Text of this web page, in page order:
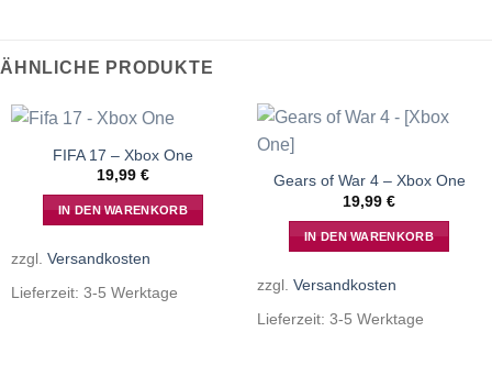
ÄHNLICHE PRODUKTE
FIFA 17 – Xbox One
19,99 €
IN DEN WARENKORB
zzgl. Versandkosten
Lieferzeit: 3-5 Werktage
Gears of War 4 – Xbox One
19,99 €
IN DEN WARENKORB
zzgl. Versandkosten
Lieferzeit: 3-5 Werktage